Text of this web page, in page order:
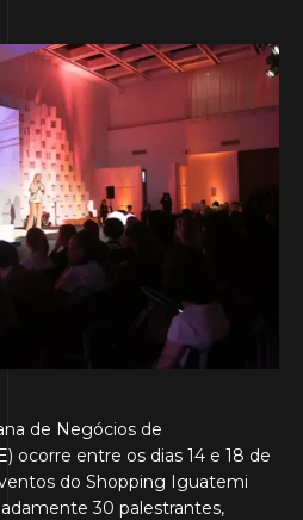
de Negócios de
ocorre entre os dias 14 e 18 de
do Shopping Iguatemi
30 palestrantes,